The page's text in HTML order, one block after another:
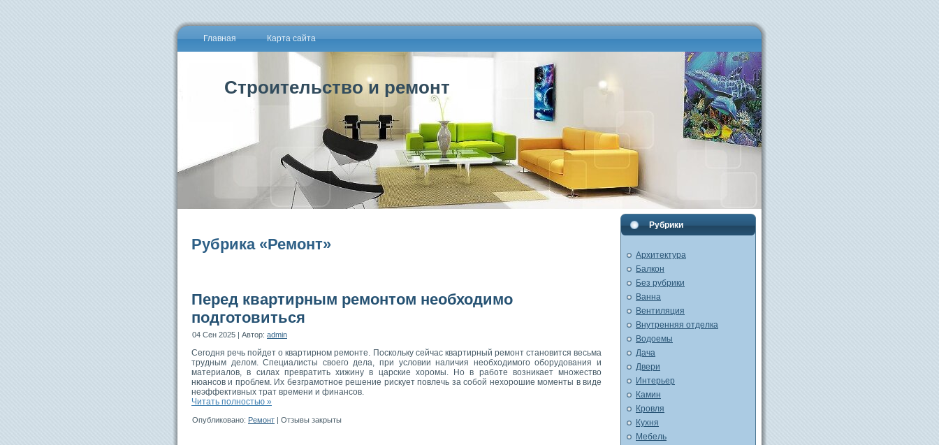
Главная Карта сайта
Строительство и ремонт
Рубрика «Ремонт»
Перед квартирным ремонтом необходимо
подготовиться
04 Сен 2025 | Автор: admin
Сегодня речь пойдет о квартирном ремонте. Поскольку сейчас квартирный ремонт становится весьма
трудным делом. Специалисты своего дела, при условии наличия необходимого оборудования и
материалов, в силах превратить хижину в царские хоромы. Но в работе возникает множество
нюансов и проблем. Их безграмотное решение рискует повлечь за собой нехорошие моменты в виде
неэффективных трат времени и финансов.
Читать полностью »
Опубликовано: Ремонт Отзывы закрыты
Рубрики
Архитектура
Балкон
Без рубрики
Ванна
Вентиляция
Внутренняя отделка
Водоемы
Дача
Двери
Интерьер
Камин
Кровля
Кухня
Мебель